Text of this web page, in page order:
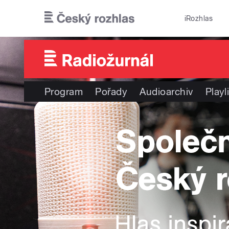
iRozhlas
Program Pořady Audioarchiv